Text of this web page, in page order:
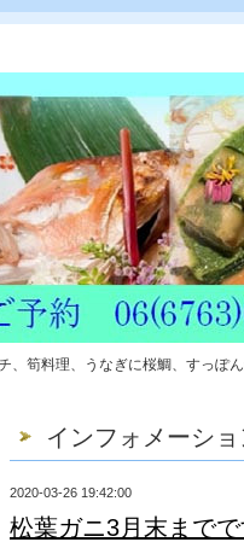
、筍料理、うなぎに桜鯛、すっぽ
インフォメーシ
2020-03-26 19:42:00
松葉ガニ3月末まで